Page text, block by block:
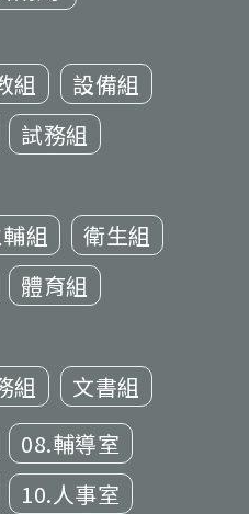
組
設備組
試務組
組
衛生組
體育組
組
文書組
08.輔導室
10.人事室